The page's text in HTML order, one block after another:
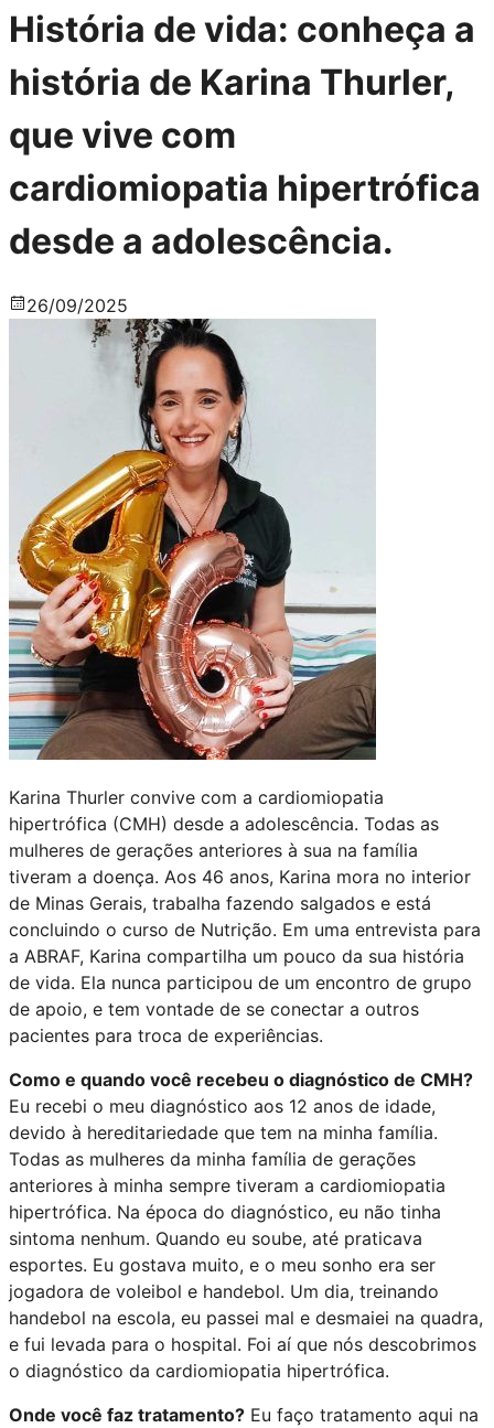
História de vida: conheça a
história de Karina Thurler,
que vive com
cardiomiopatia hipertrófica
desde a adolescência.
26/09/2025
Karina Thurler convive com a cardiomiopatia
hipertrófica (CMH) desde a adolescência. Todas as
mulheres de gerações anteriores à sua na família
tiveram a doença. Aos 46 anos, Karina mora no interior
de Minas Gerais, trabalha fazendo salgados e está
concluindo o curso de Nutrição. Em uma entrevista para
a ABRAF, Karina compartilha um pouco da sua história
de vida. Ela nunca participou de um encontro de grupo
de apoio, e tem vontade de se conectar a outros
pacientes para troca de experiências.
Como e quando você recebeu o diagnóstico de CMH?
Eu recebi o meu diagnóstico aos 12 anos de idade,
devido à hereditariedade que tem na minha família.
Todas as mulheres da minha família de gerações
anteriores à minha sempre tiveram a cardiomiopatia
hipertrófica. Na época do diagnóstico, eu não tinha
sintoma nenhum. Quando eu soube, até praticava
esportes. Eu gostava muito, e o meu sonho era ser
jogadora de voleibol e handebol. Um dia, treinando
handebol na escola, eu passei mal e desmaiei na quadra,
e fui levada para o hospital. Foi aí que nós descobrimos
o diagnóstico da cardiomiopatia hipertrófica.
Onde você faz tratamento? Eu faço tratamento aqui na